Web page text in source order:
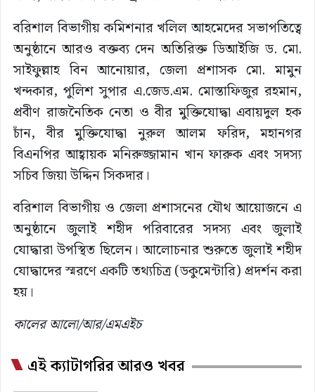
বরিশাল বিভাগীয় কমিশনার খলিল আহমেদের সভাপতিত্বে
অনুষ্ঠানে আরও বক্তব্য দেন অতিরিক্ত ডিআইজি ড. মো.
সাইফুল্লাহ বিন আনোয়ার, জেলা প্রশাসক মো. মামুন
খন্দকার, পুলিশ সুপার এ.জেড.এম. মোস্তাফিজুর রহমান,
প্রবীণ রাজনৈতিক নেতা ও বীর মুক্তিযোদ্ধা এবায়দুল হক
চাঁন, বীর মুক্তিযোদ্ধা নুরুল আলম ফরিদ, মহানগর
বিএনপির আহ্বায়ক মনিরুজ্জামান খান ফারুক এবং সদস্য
সচিব জিয়া উদ্দিন সিকদার।
বরিশাল বিভাগীয় ও জেলা প্রশাসনের যৌথ আয়োজনে এ
অনুষ্ঠানে জুলাই শহীদ পরিবারের সদস্য এবং জুলাই
যোদ্ধারা উপস্থিত ছিলেন। আলোচনার শুরুতে জুলাই শহীদ
যোদ্ধাদের স্মরণে একটি তথ্যচিত্র (ডকুমেন্টারি) প্রদর্শন করা
হয়।
কালের আলো/আর/এমএইচ
এই ক্যাটাগরির আরও খবর